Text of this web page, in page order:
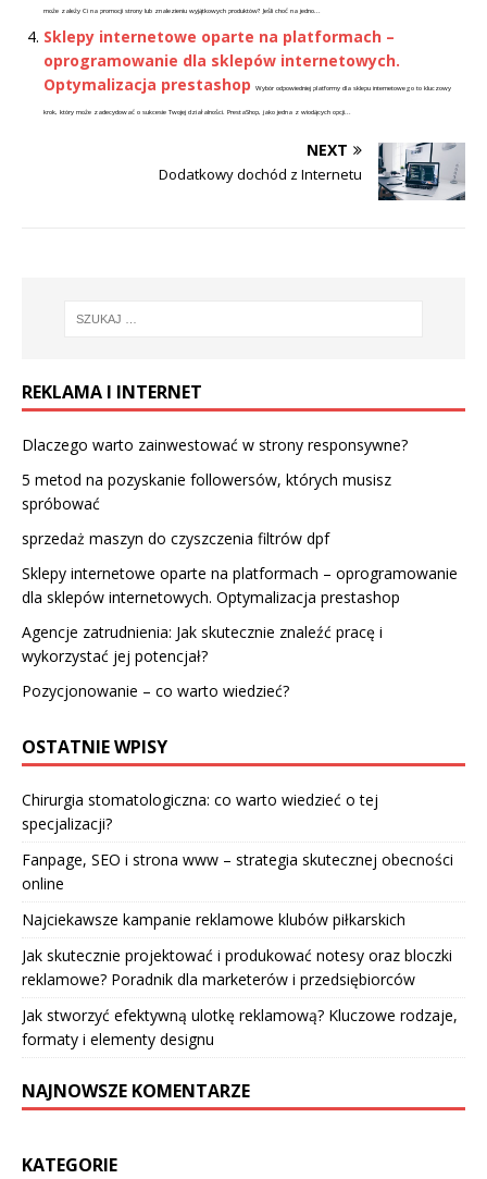
może zależy Ci na promocji strony lub znalezieniu wyjątkowych produktów? Jeśli choć na jedno...
Sklepy internetowe oparte na platformach –
oprogramowanie dla sklepów internetowych.
Optymalizacja prestashop
Wybór odpowiedniej platformy dla sklepu internetowego to kluczowy
krok, który może zadecydować o sukcesie Twojej działalności. PrestaShop, jako jedna z wiodących opcji...
NEXT
Dodatkowy dochód z Internetu
REKLAMA I INTERNET
Dlaczego warto zainwestować w strony responsywne?
5 metod na pozyskanie followersów, których musisz
spróbować
sprzedaż maszyn do czyszczenia filtrów dpf
Sklepy internetowe oparte na platformach – oprogramowanie
dla sklepów internetowych. Optymalizacja prestashop
Agencje zatrudnienia: Jak skutecznie znaleźć pracę i
wykorzystać jej potencjał?
Pozycjonowanie – co warto wiedzieć?
OSTATNIE WPISY
Chirurgia stomatologiczna: co warto wiedzieć o tej
specjalizacji?
Fanpage, SEO i strona www – strategia skutecznej obecności
online
Najciekawsze kampanie reklamowe klubów piłkarskich
Jak skutecznie projektować i produkować notesy oraz bloczki
reklamowe? Poradnik dla marketerów i przedsiębiorców
Jak stworzyć efektywną ulotkę reklamową? Kluczowe rodzaje,
formaty i elementy designu
NAJNOWSZE KOMENTARZE
KATEGORIE